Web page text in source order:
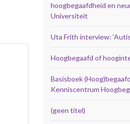
hoogbegaafdheid en
Universiteit
Uta Frith interview:
Hoogbegaafd of
Basisboek
Kenniscentrum
(geen titel)